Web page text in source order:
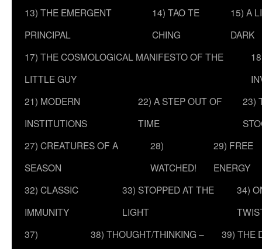
13) THE EMERGENT
PRINCIPAL
14) TAO TE
CHING
15) A
DARK
17) THE COSMOLOGICAL MANIFESTO OF THE
LITTLE GUY
21) MODERN
INSTITUTIONS
22) A STEP OUT OF
TIME
23)
27) CREATURES OF A
SEASON
28)
WATCHED!
29) FREE
ENERGY
32) CLASSIC
IMMUNITY
33) STOPPED AT THE
LIGHT
34)
37)
38) THOUGHT/THINKING –
39) THE